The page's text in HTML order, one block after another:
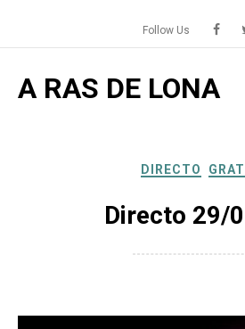
content
Follow Us
A RAS DE LONA
DIRECTO
Directo 29/